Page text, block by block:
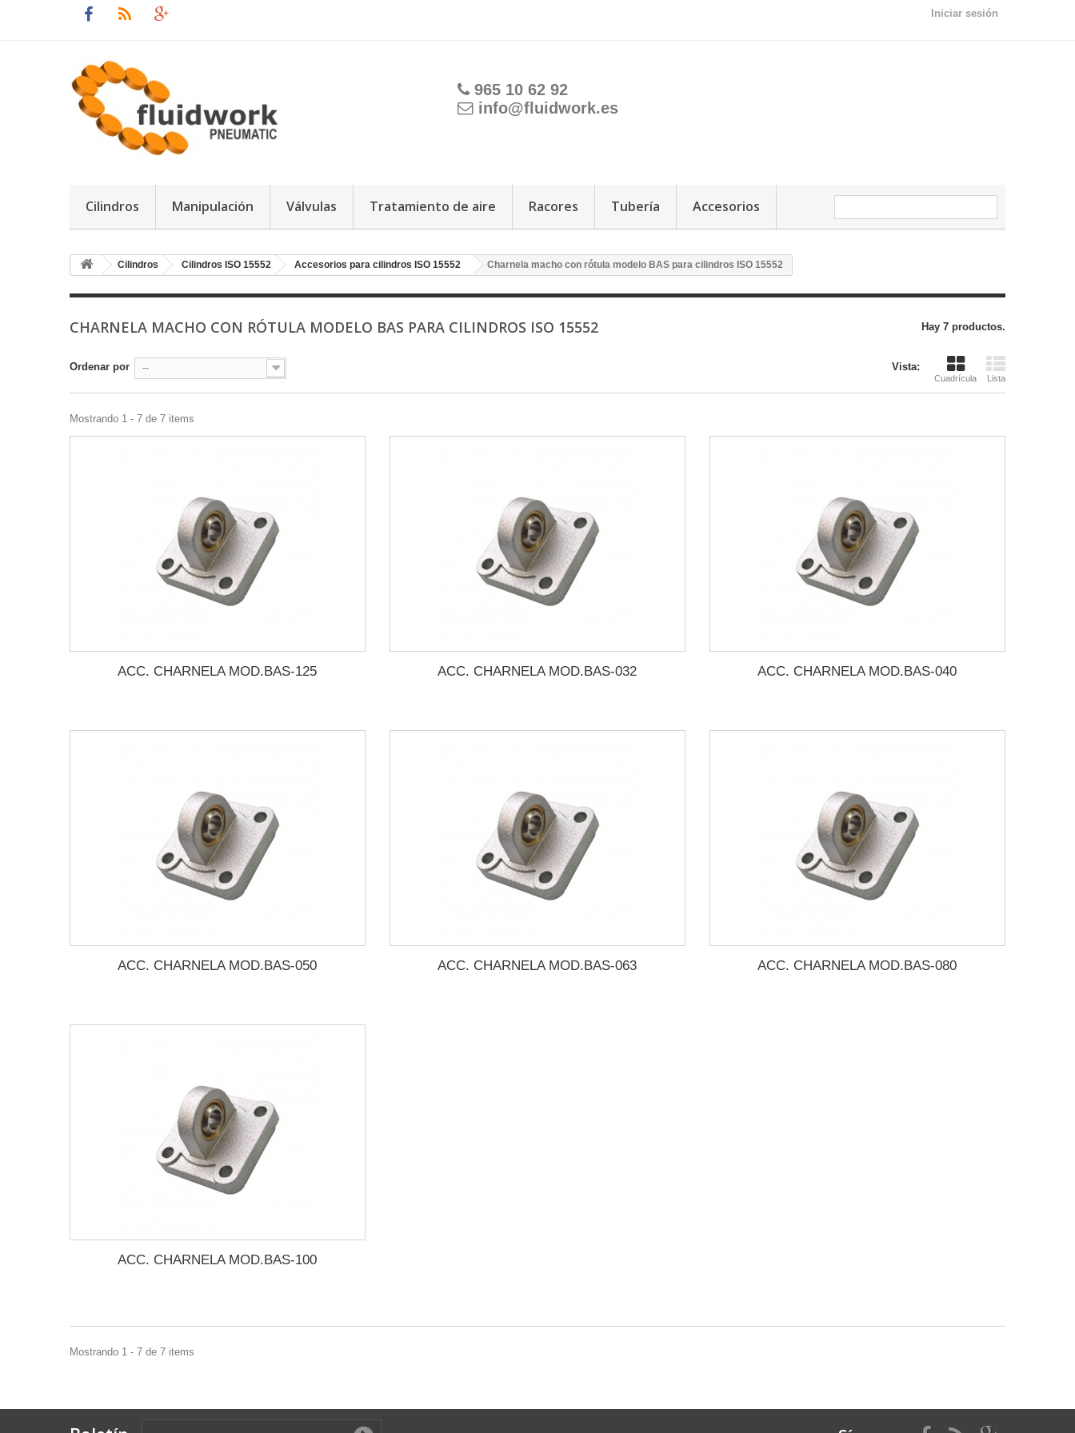
Iniciar sesión
965 10 62 92
info@fluidwork.es
Cilindros Manipulación Válvulas Tratamiento de aire Racores Tubería Accesorios
Cilindros Cilindros ISO 15552 Accesorios para cilindros ISO 15552 Charnela macho con rótula modelo BAS para cilindros ISO 15552
CHARNELA MACHO CON RÓTULA MODELO BAS PARA CILINDROS ISO 15552 Hay 7 productos.
Vista:
Cuadrícula Lista
Ordenar por --
Mostrando 1 - 7 de 7 items
ACC. CHARNELA MOD.BAS-125 ACC. CHARNELA MOD.BAS-032 ACC. CHARNELA MOD.BAS-040
ACC. CHARNELA MOD.BAS-050 ACC. CHARNELA MOD.BAS-063 ACC. CHARNELA MOD.BAS-080
ACC. CHARNELA MOD.BAS-100
Mostrando 1 - 7 de 7 items